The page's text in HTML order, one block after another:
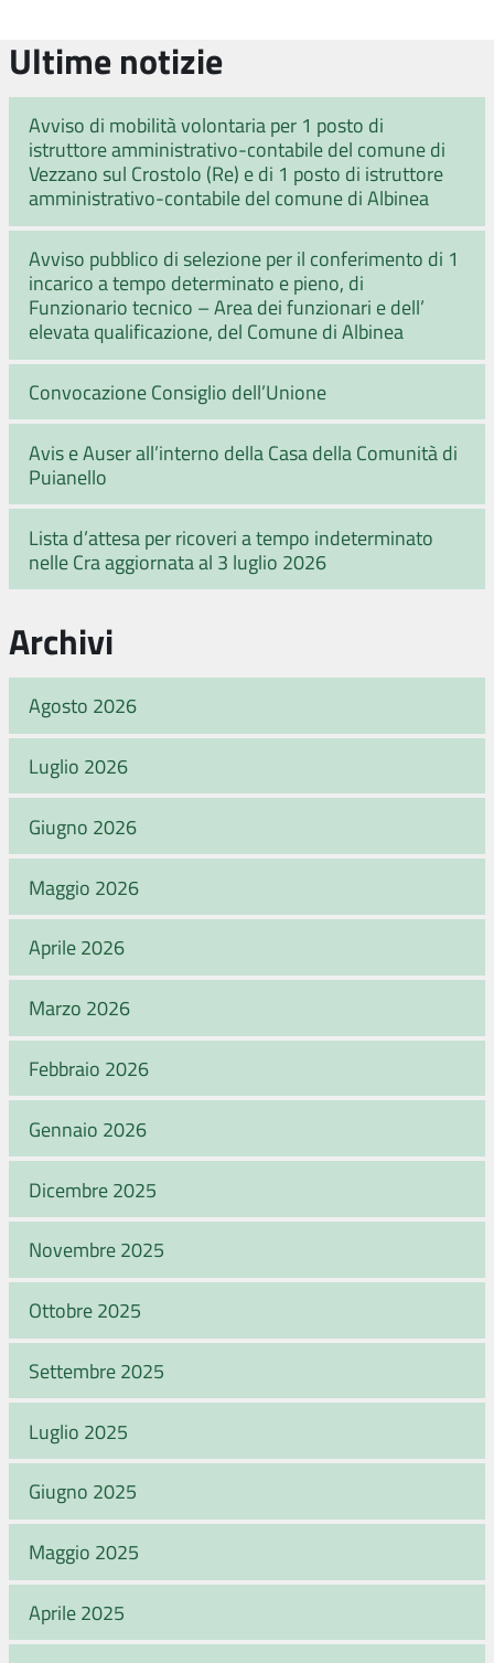
Ultime notizie
Avviso di mobilità volontaria per 1 posto di
istruttore amministrativo-contabile del comune di
Vezzano sul Crostolo (Re) e di 1 posto di istruttore
amministrativo-contabile del comune di Albinea
Avviso pubblico di selezione per il conferimento di 1
incarico a tempo determinato e pieno, di
Funzionario tecnico – Area dei funzionari e dell’
elevata qualificazione, del Comune di Albinea
Convocazione Consiglio dell’Unione
Avis e Auser all’interno della Casa della Comunità di
Puianello
Lista d’attesa per ricoveri a tempo indeterminato
nelle Cra aggiornata al 3 luglio 2026
Archivi
Agosto 2026
Luglio 2026
Giugno 2026
Maggio 2026
Aprile 2026
Marzo 2026
Febbraio 2026
Gennaio 2026
Dicembre 2025
Novembre 2025
Ottobre 2025
Settembre 2025
Luglio 2025
Giugno 2025
Maggio 2025
Aprile 2025